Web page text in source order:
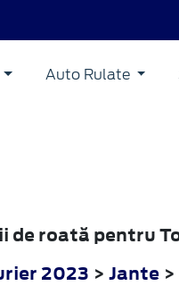
Auto Rulate
de roată pentru
2023 > Jante >